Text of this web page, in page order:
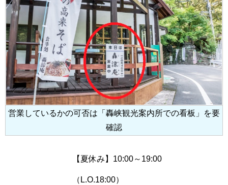
営業しているかの可否は「轟峡観光案内所での看板」を要
確認
【夏休み】10:00～19:00
（L.O.18:00）